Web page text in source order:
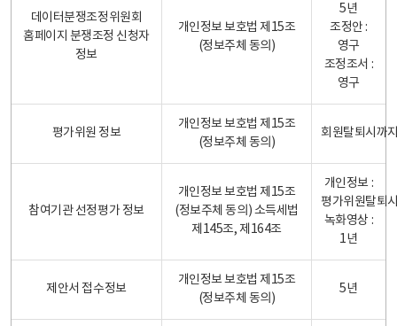
데이터분쟁조정위원회
홈페이지 분쟁조정 신청자
정보
개인정보 보호법 제15조
(정보주체 동의)
5년
조정안 :
영구
조정조서 :
영구
평가위원 정보
개인정보 보호법 제15조
(정보주체 동의)
회원탈퇴시까
참여기관 선정평가 정보
개인정보 보호법 제15조
(정보주체 동의) 소득세법
제145조, 제164조
개인정보 :
평가위원탈퇴
녹화영상 :
1년
제안서 접수정보
개인정보 보호법 제15조
(정보주체 동의)
5년